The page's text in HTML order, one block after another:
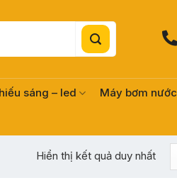
sáng – led Máy bơm nước
Hiển thị kết quả duy nhất